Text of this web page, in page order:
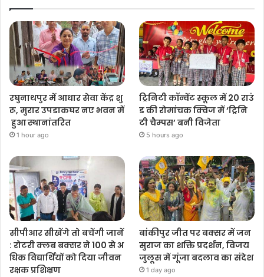
रघुनाथपुर में आधार सेवा केंद्र शु
रू, मुरार उपडाकघर नए भवन में
हुआ स्थानांतरित
1 hour ago
ट्रिनिटी कॉन्वेंट स्कूल में 20 राउं
ड की रोमांचक क्विज में ‘ट्रिनि
टी चैम्पस’ बनी विजेता
5 hours ago
सीपीआर सीखेंगे तो बचेंगी जानें
: रोटरी क्लब बक्सर ने 100 से अ
धिक विद्यार्थियों को दिया जीवन
रक्षक प्रशिक्षण
बांकीपुर जीत पर बक्सर में जन
सुराज का शक्ति प्रदर्शन, विजय
जुलूस में गूंजा बदलाव का संदेश
1 day ago